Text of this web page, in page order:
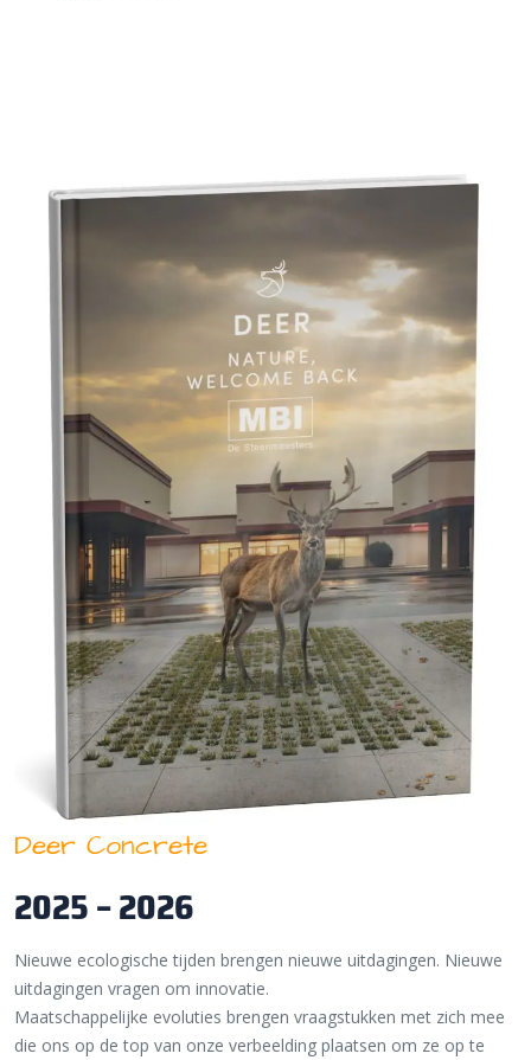
Deer Concrete
2025 – 2026
Nieuwe ecologische tijden brengen nieuwe uitdagingen. Nieuwe
uitdagingen vragen om innovatie.
Maatschappelijke evoluties brengen vraagstukken met zich mee
die ons op de top van onze verbeelding plaatsen om ze op te